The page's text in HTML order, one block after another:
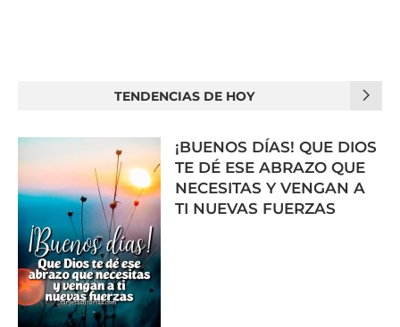
TENDENCIAS DE HOY
¡BUENOS DÍAS! QUE DIOS
TE DÉ ESE ABRAZO QUE
NECESITAS Y VENGAN A
TI NUEVAS FUERZAS